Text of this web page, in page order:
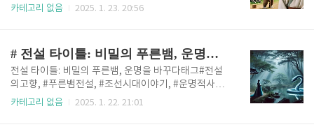
수 있는지 묻습니다. 1. 가난한 선비 이수혁의 일상 소개
#기지와용기, #한국민속설화, #조선시대이야기디스크
함과 지혜 아닌 지혜로 도깨비의 장난을 극복하며 보물
을 얻게 됩니다. 도깨비와 바보 총각의 교류 속에서 웃
음과 교훈이 공존하는 설화! 전통적 한국 민속 이야기의
매력을 느껴보세요. 인트로: 시골 마을의 바보 총각옛
날, 아주 먼 시골 마을에 총명함은 부족하지만 마음만은
카테고리 없음 2025. 1. 23. 20:56
# 전설 타이틀: 비밀의 푸른뱀, 운명을 바꾸다
전설 타이틀: 비밀의 푸른뱀, 운명을 바꾸다태그#전설
의고향, #푸른뱀전설, #조선시대이야기, #운명적사랑,
#저주와구원, #전통설화, #비밀과신화, #조선설화, #
카테고리 없음 2025. 1. 22. 21:01